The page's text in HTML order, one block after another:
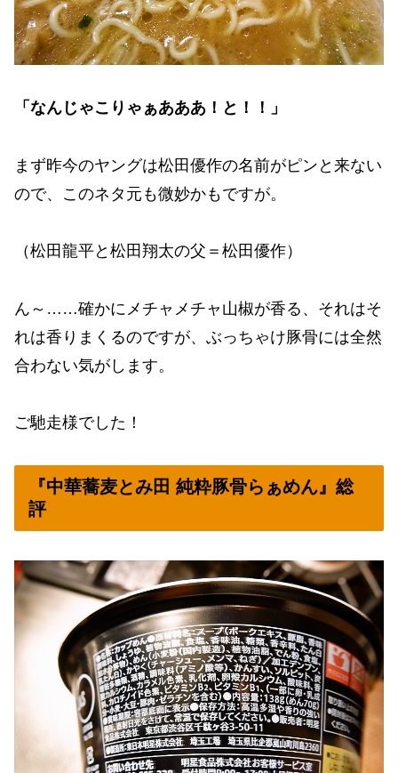
「なんじゃこりゃぁあああ！と！！」
まず昨今のヤングは松田優作の名前がピンと来ない
ので、このネタ元も微妙かもですが。
（松田龍平と松田翔太の父＝松田優作）
ん～……確かにメチャメチャ山椒が香る、それはそ
れは香りまくるのですが、ぶっちゃけ豚骨には全然
合わない気がします。
ご馳走様でした！
『中華蕎麦とみ田 純粋豚骨らぁめん』総
評